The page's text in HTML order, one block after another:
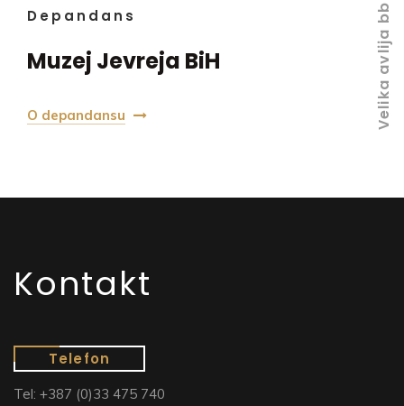
Velika avlija bb
Depandans
Muzej Jevreja BiH
O depandansu
Kontakt
Telefon
Tel: +387 (0)33 475 740